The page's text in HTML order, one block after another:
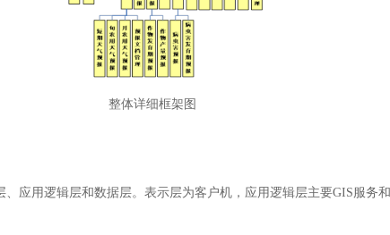
整体详细框架图
应用逻辑层和数据层。表示层为客户机，应用逻辑层主要GIS服务和